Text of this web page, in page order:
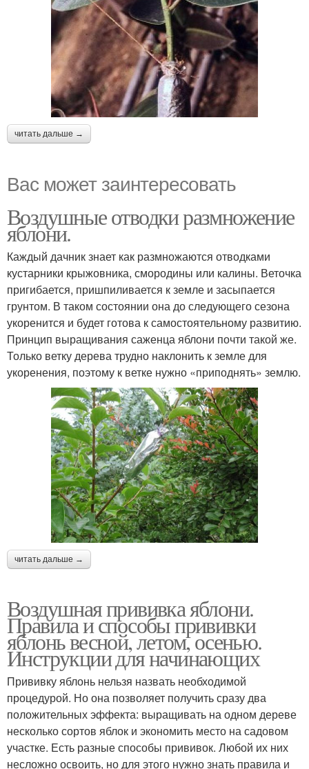
читать дальше →
Вас может заинтересовать
Воздушные отводки размножение
яблони.
Каждый дачник знает как размножаются отводками
кустарники крыжовника, смородины или калины. Веточка
пригибается, пришпиливается к земле и засыпается
грунтом. В таком состоянии она до следующего сезона
укоренится и будет готова к самостоятельному развитию.
Принцип выращивания саженца яблони почти такой же.
Только ветку дерева трудно наклонить к земле для
укоренения, поэтому к ветке нужно «приподнять» землю.
читать дальше →
Воздушная прививка яблони.
Правила и способы прививки
яблонь весной, летом, осенью.
Инструкции для начинающих
Прививку яблонь нельзя назвать необходимой
процедурой. Но она позволяет получить сразу два
положительных эффекта: выращивать на одном дереве
несколько сортов яблок и экономить место на садовом
участке. Есть разные способы прививок. Любой их них
несложно освоить, но для этого нужно знать правила и